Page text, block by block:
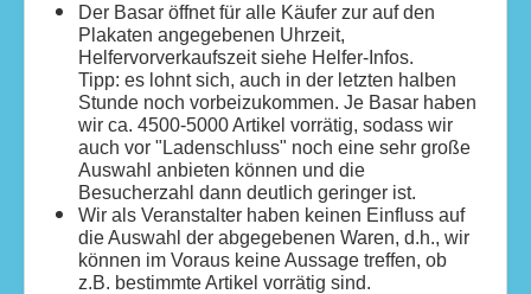
Der Basar öffnet für alle Käufer zur auf den
Plakaten angegebenen Uhrzeit,
Helfervorverkaufszeit siehe Helfer-Infos.
Tipp: es lohnt sich, auch in der letzten halben
Stunde noch vorbeizukommen. Je Basar haben
wir ca. 4500-5000 Artikel vorrätig, sodass wir
auch vor "Ladenschluss" noch eine sehr große
Auswahl anbieten können und die
Besucherzahl dann deutlich geringer ist.
Wir als Veranstalter haben keinen Einfluss auf
die Auswahl der abgegebenen Waren, d.h., wir
können im Voraus keine Aussage treffen, ob
z.B. bestimmte Artikel vorrätig sind.